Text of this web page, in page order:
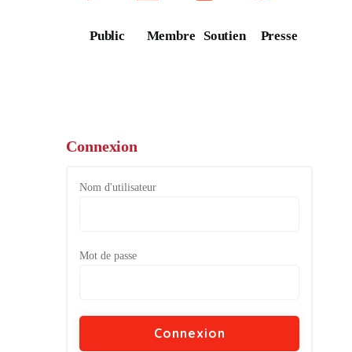
Public Membre Soutien Presse
Connexion
Nom d'utilisateur
Mot de passe